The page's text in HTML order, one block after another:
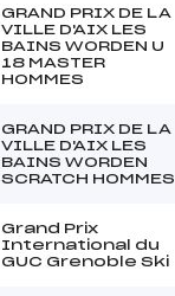
GRAND PRIX DE LA
VILLE D'AIX LES
BAINS WORDEN U
18 MASTER
HOMMES
GRAND PRIX DE LA
VILLE D'AIX LES
BAINS WORDEN
SCRATCH HOMMES
Grand Prix
International du
GUC Grenoble Ski